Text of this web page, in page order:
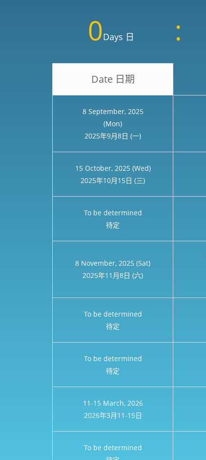
0Days 日
Date 日期
8 September, 2025
(Mon)
2025年9月8日 (一)
15 October, 2025 (Wed)
2025年10月15日 (三)
To be determined
待定
8 November, 2025 (Sat)
2025年11月8日 (六)
To be determined
待定
To be determined
待定
11-15 March, 2026
2026年3月11-15日
To be determined